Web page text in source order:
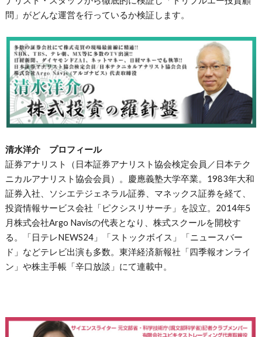
問」がどんな運営を行っているか検証します。
清水洋介 プロフィール
証券アナリスト（日本証券アナリスト協会検定会員／日本テク
ニカルアナリスト協会会員）。慶應義塾大学卒業。1983年大和
証券入社、ソシエテジェネラル証券、マネックス証券を経て、
投資情報サービス会社「ピクシスリサーチ」を設立。2014年5
月株式会社Argo Navisの代表となり、株式スクールを開校す
る。「日テレNEWS24」「ストックボイス」「ニュースバー
ド」などテレビ出演も多数。東洋経済新報社「四季報オンライ
ン」や株主手帳「辛口放談」にて連載中。